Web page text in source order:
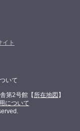
イト
いて
第2号館【 所在地図 】
について